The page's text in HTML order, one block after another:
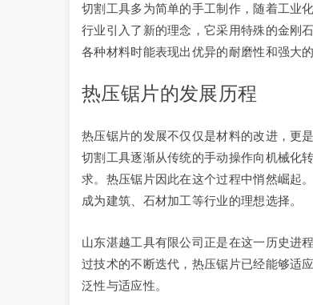
切割工具多为简单的手工制作，随着工业
行业引入了新的理念，它采用特殊的金刚
各种材料时能表现出优异的耐磨性和强大的
热压锯片的发展历程
热压锯片的发展不仅仅是材料的改进，更
切割工具逐渐从传统的手动操作向机械化
求。热压锯片因此在这个过程中悄然崛起
成为建筑、石材加工等行业的理想选择。
山东湛越工具有限公司正是在这一历史进
过技术的不断迭代，热压锯片已经能够适
泛性与适应性。